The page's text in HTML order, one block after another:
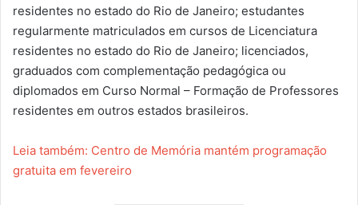
residentes no estado do Rio de Janeiro; estudantes
regularmente matriculados em cursos de Licenciatura
residentes no estado do Rio de Janeiro; licenciados,
graduados com complementação pedagógica ou
diplomados em Curso Normal – Formação de Professores
residentes em outros estados brasileiros.
Leia também: Centro de Memória mantém programação
gratuita em fevereiro